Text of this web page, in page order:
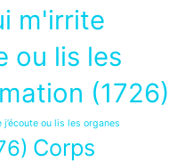
m'irrite
ou lis les
(1726)
ou lis les organes
Corps